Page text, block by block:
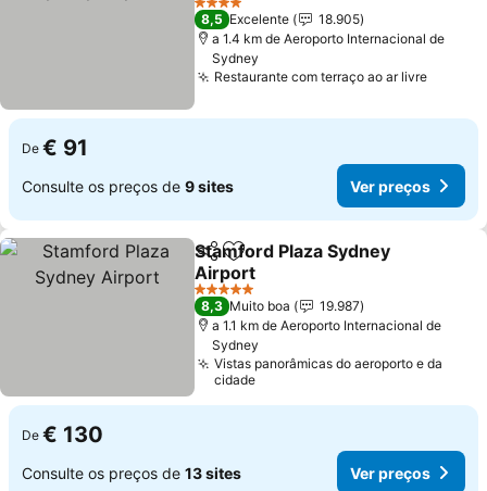
4 Estrelas
8,5 Excelente
18.905
a 1.4 km de Aeroporto Internacional de
Sydney
Restaurante com terraço ao ar livre
De € 91
Consulte os preços de 9 sites Ver preços
PartilharAdicionar aos favoritos
Stamford Plaza Sydney
Airport
5 Estrelas
8,3 Muito boa
19.987
a 1.1 km de Aeroporto Internacional de
Sydney
Vistas panorâmicas do aeroporto e da
cidade
De € 130
Consulte os preços de 13 sites Ver preços